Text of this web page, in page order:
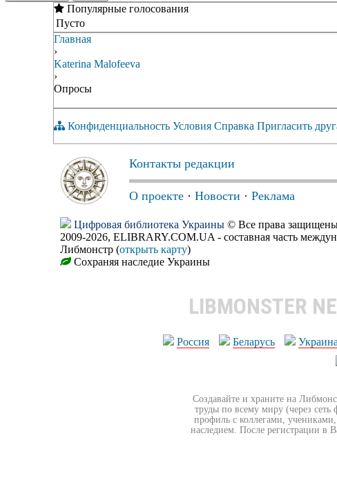
Популярные голосования
Пусто
Главная
›
Katerina Malofeeva
›
Опросы
Конфиденциальность Условия Справка Пригласить
Контакты редакции
О проекте · Новости · Реклама
Цифровая библиотека Украины © Все права
2009-2026, ELIBRARY.COM.UA - составная часть
Либмонстр (открыть карту)
Сохраняя наследие Украины
LIBMONSTER
Россия Беларусь Украина
Создавайте и храните на
труды по всему миру (через
профиль с коллегами,
наследием. После регистрации в